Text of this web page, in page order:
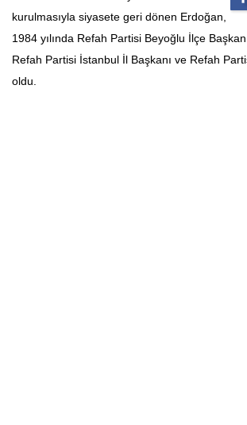
kurulmasıyla siyasete geri dönen Erdoğan,
1984 yılında Refah Partisi Beyoğlu İlçe
Refah Partisi İstanbul İl Başkanı ve Refah
oldu.